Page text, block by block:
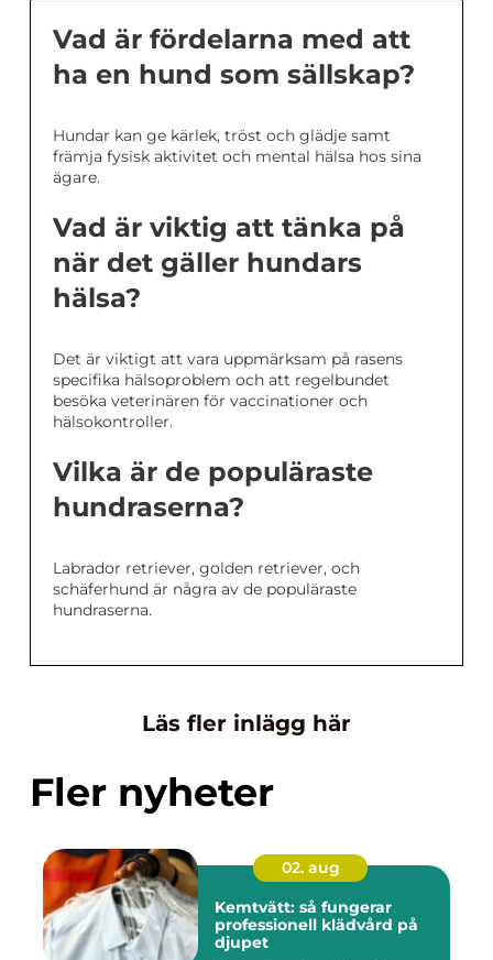
Vad är fördelarna med att
ha en hund som sällskap?
Hundar kan ge kärlek, tröst och glädje samt
främja fysisk aktivitet och mental hälsa hos sina
ägare.
Vad är viktig att tänka på
när det gäller hundars
hälsa?
Det är viktigt att vara uppmärksam på rasens
specifika hälsoproblem och att regelbundet
besöka veterinären för vaccinationer och
hälsokontroller.
Vilka är de populäraste
hundraserna?
Labrador retriever, golden retriever, och
schäferhund är några av de populäraste
hundraserna.
Läs fler inlägg här
Fler nyheter
02. aug
Kemtvätt: så fungerar
professionell klädvård på
djupet